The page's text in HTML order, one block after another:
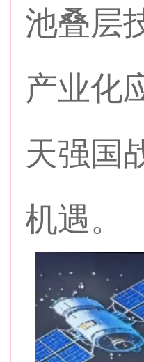
池叠层
产业化
天强国
机遇。